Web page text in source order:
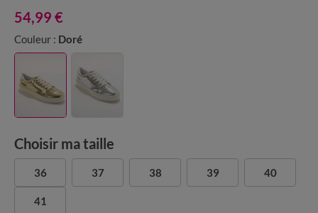
54,99 €
Couleur : Doré
Choisir ma taille
36 37 38 39 40
41